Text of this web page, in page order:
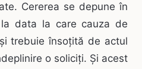
Cererea se depune în
data la care cauza de
trebuie însoțită de actul
o soliciți. Și acest